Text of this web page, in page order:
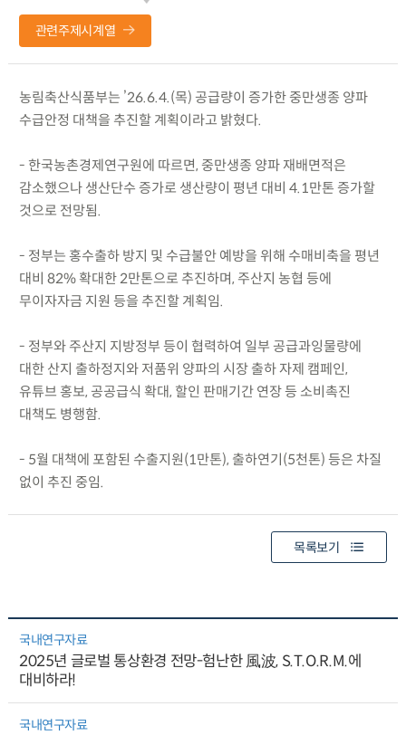
관련주제시계열
농림축산식품부는 ’26.6.4.(목) 공급량이 증가한 중만생종 양파
수급안정 대책을 추진할 계획이라고 밝혔다.
- 한국농촌경제연구원에 따르면, 중만생종 양파 재배면적은
감소했으나 생산단수 증가로 생산량이 평년 대비 4.1만톤 증가할
것으로 전망됨.
- 정부는 홍수출하 방지 및 수급불안 예방을 위해 수매비축을 평년
대비 82% 확대한 2만톤으로 추진하며, 주산지 농협 등에
무이자자금 지원 등을 추진할 계획임.
- 정부와 주산지 지방정부 등이 협력하여 일부 공급과잉물량에
대한 산지 출하정지와 저품위 양파의 시장 출하 자제 캠페인,
유튜브 홍보, 공공급식 확대, 할인 판매기간 연장 등 소비촉진
대책도 병행함.
- 5월 대책에 포함된 수출지원(1만톤), 출하연기(5천톤) 등은 차질
없이 추진 중임.
목록보기
국내연구자료
2025년 글로벌 통상환경 전망-험난한 風波, S.T.O.R.M.에
대비하라!
국내연구자료